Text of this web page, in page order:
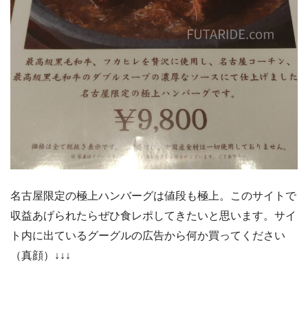
名古屋限定の極上ハンバーグは値段も極上。このサイトで
収益あげられたらぜひ食レポしてきたいと思います。サイ
ト内に出ているグーグルの広告から何か買ってください
（真顔）
↓↓↓